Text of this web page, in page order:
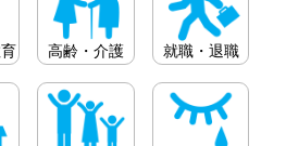
高齢・介護 就職・退職